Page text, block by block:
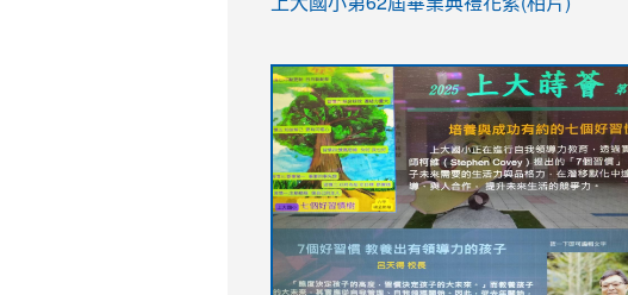
YfDQppRvyMk686kIw6SBbssEIZ6WnT/
usp=sharing
to
https://drive.google.com/file/d/1I-
YfDQppRvyMk686kIw6SBbssEIZ6WnT/
usp=sharing
to
https://sites.google.com/stes.tyc.edu.tw/